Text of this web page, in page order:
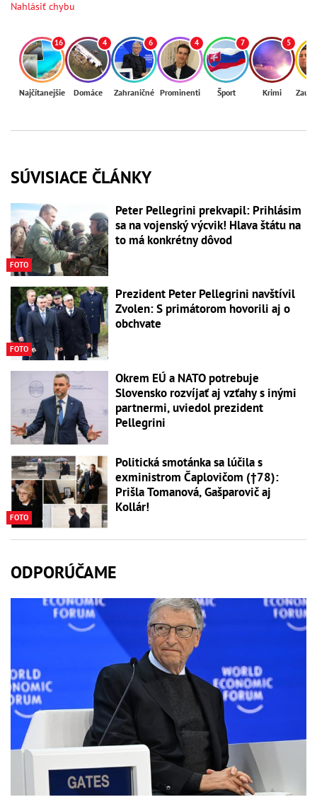
Nahlásiť chybu
16
Najčítanejšie
4
Domáce
6
Zahraničné
4
Prominenti
7
Šport
5
Krimi
SÚVISIACE ČLÁNKY
FOTO
Peter Pellegrini prekvapil: Prihlásim
sa na vojenský výcvik! Hlava štátu na
to má konkrétny dôvod
FOTO
Prezident Peter Pellegrini navštívil
Zvolen: S primátorom hovorili aj o
obchvate
Okrem EÚ a NATO potrebuje
Slovensko rozvíjať aj vzťahy s inými
partnermi, uviedol prezident
Pellegrini
FOTO
Politická smotánka sa lúčila s
exministrom Čaplovičom (†78):
Prišla Tomanová, Gašparovič aj
Kollár!
ODPORÚČAME